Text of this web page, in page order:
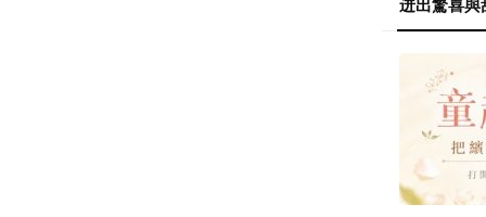
迸出驚喜與
迸出驚
懷舊復